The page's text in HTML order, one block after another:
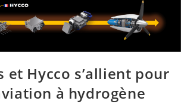
et Hycco s’allient pour
à hydrogène